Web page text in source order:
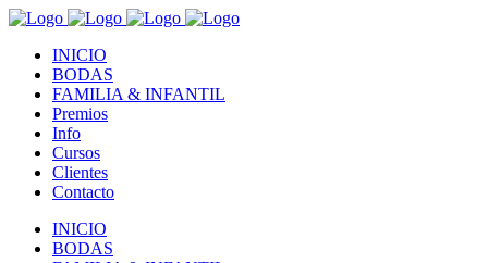
INICIO
BODAS
FAMILIA & INFANTIL
Premios
Info
Cursos
Clientes
Contacto
INICIO
BODAS